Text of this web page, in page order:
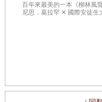
版。這本書出版後大受好
百年來最美的一本《柳林風
尼思．葛拉罕 ✕ 國際安徒生